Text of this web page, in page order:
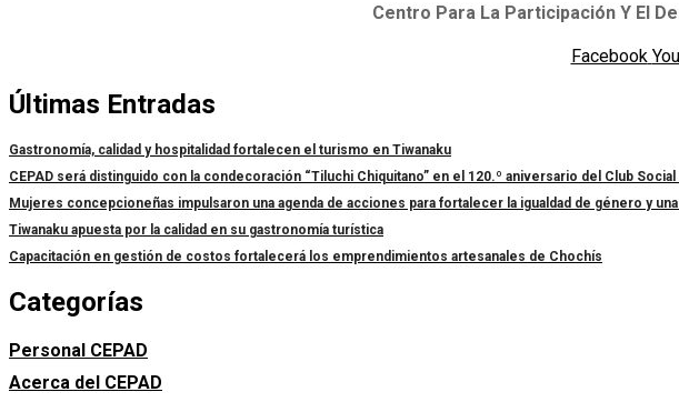
Centro Para La Participación Y El
Facebook
Últimas Entradas
Gastronomía, calidad y hospitalidad fortalecen el turismo en Tiwanaku
CEPAD será distinguido con la condecoración “Tiluchi Chiquitano” en el 120.º aniversario del Club
Mujeres concepcioneñas impulsaron una agenda de acciones para fortalecer la igualdad de género y
Tiwanaku apuesta por la calidad en su gastronomía turística
Capacitación en gestión de costos fortalecerá los emprendimientos artesanales de Chochís
Categorías
Personal CEPAD
Acerca del CEPAD